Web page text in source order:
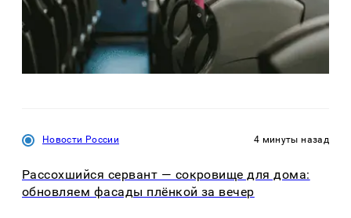
Новости России 4 минуты назад
Рассохшийся сервант — сокровище для дома:
обновляем фасады плёнкой за вечер